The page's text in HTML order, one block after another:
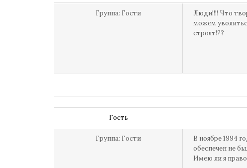
Группа: Гости
Люди!!!! Что
можем
строят!??
Гость
Группа: Гости
В ноябре 1994
обеспечен не
Имею ли я